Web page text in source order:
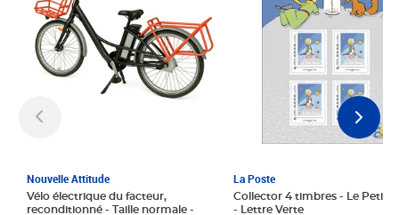
Nouvelle Attitude
Vélo électrique du facteur,
reconditionné - Taille normale -
La Poste
Collector 4 timbres - Le Petit
- Lettre Verte